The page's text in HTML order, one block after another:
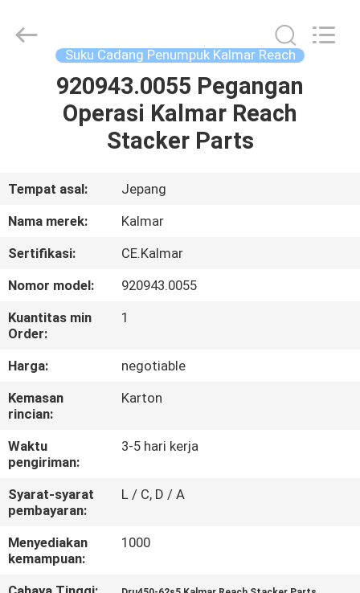
RUMAH
TENTANG
KAMI
TUR
PABRIK
KONTROL
KUALITAS
HUBUNGI
KAMI
PERMINTAAN
SITEMAP
Suku Cadang Penumpuk Kalmar Reach
920943.0055 Pegangan
Operasi Kalmar Reach
Stacker Parts
Tempat asal:
Jepang
Nama merek:
Kalmar
Sertifikasi:
CE.Kalmar
Nomor model:
920943.0055
Kuantitas min
Order:
1
Harga:
negotiable
Kemasan
rincian:
Karton
Waktu
pengiriman:
3-5 hari kerja
Syarat-syarat
pembayaran:
L / C, D / A
Menyediakan
kemampuan:
1000